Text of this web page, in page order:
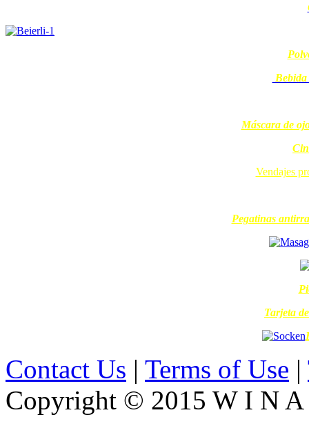
Máscara de
Vendajes
Pegatinas
Tarjeta
Contact Us | Terms of Use |
Copyright © 2015 W I N